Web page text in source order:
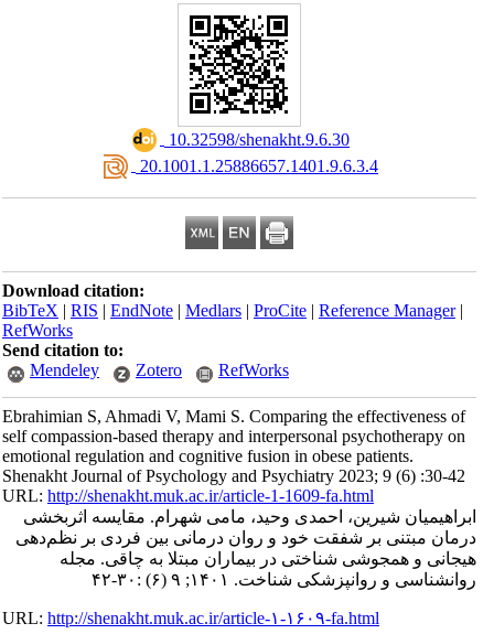
‎ 10.32598/shenakht.9.6.30
‎ 20.1001.1.25886657.1401.9.6.3.4
Download citation:
BibTeX|RIS|EndNote|Medlars|ProCite|Reference Manager
RefWorks
Send citation to:
Mendeley
Zotero RefWorks
Ebrahimian S, Ahmadi V, Mami S. Comparing the effectiveness of
self compassion-based therapy and interpersonal psychotherapy on
emotional regulation and cognitive fusion in obese patients.
Shenakht Journal of Psychology and Psychiatry 2023; 9 (6) :30-42
URL:http://shenakht.muk.ac.ir/article-1-1609-fa.html
ابراهیمیان شیرین، احمدی وحید، مامی شهرام. مقایسه اثربخشی
درمان مبتنی بر شفقت خود و روان درمانی بین فردی بر نظم‌دهی
هیجانی و همجوشی شناختی در بیماران مبتلا به چاقی. مجله
روانشناسی و روانپزشکی شناخت. ۱۴۰۱; ۹ (۶) :۳۰-۴۲
URL:http://shenakht.muk.ac.ir/article-۱-۱۶۰۹-fa.html